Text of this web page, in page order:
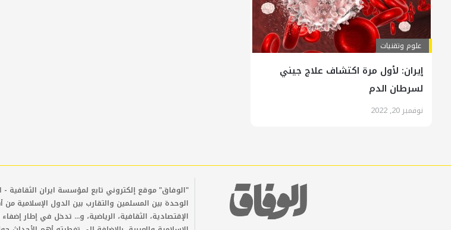
علوم وتقنيات
إيران: لأول مرة اكتشاف علاج جيني
لسرطان الدم
نوفمبر 20, 2022
"الوفاق" موقع إلكتروني تابع لمؤسسة ايران الثقافية -
الوحدة بين المسلمين والتقارب بين الدول الإسلامية
الإقتصادية، الثقافية، الرياضية، و... تدخل في إطار